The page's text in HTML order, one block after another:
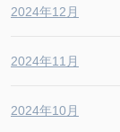
2024年12月
2024年11月
2024年10月